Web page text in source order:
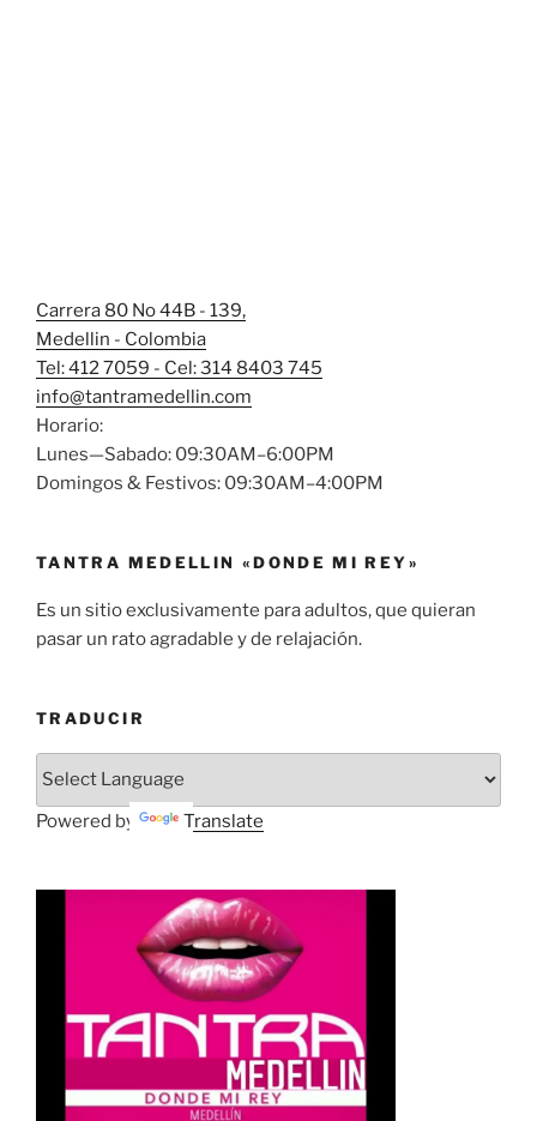
Carrera 80 No 44B - 139,
Medellin - Colombia
Tel: 412 7059 - Cel: 314 8403 745
info@tantramedellin.com
Horario:
Lunes—Sabado: 09:30AM–6:00PM
Domingos & Festivos: 09:30AM–4:00PM
TANTRA MEDELLIN «DONDE MI REY»
Es un sitio exclusivamente para adultos, que quieran
pasar un rato agradable y de relajación.
TRADUCIR
Powered by Translate